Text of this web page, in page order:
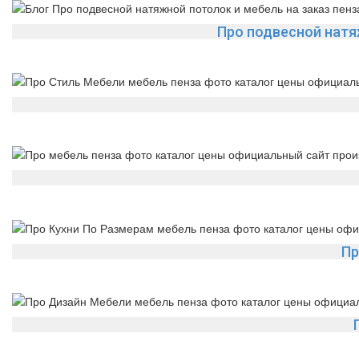
Про подвесной